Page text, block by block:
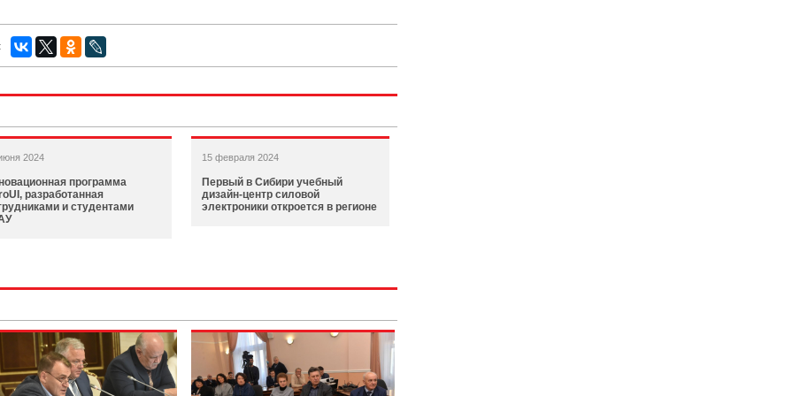
2024
программа
разработанная
и студентами
15 февраля 2024
Первый в Сибири учебный
дизайн-центр силовой
электроники откроется в регионе